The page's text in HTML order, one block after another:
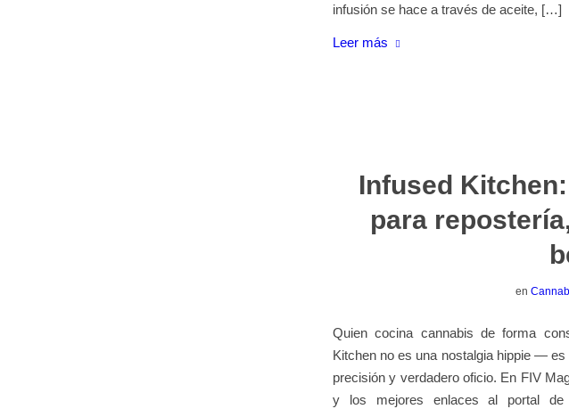
infusión se hace a través de aceite, […]
Leer más
Infused
para
en
Quien cocina cannabis de forma
Kitchen no es una nostalgia hippie —
precisión y verdadero oficio. En FIV
y los mejores enlaces al portal de